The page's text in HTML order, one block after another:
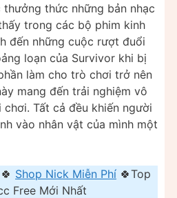
thức những bản nhạc
trong các bộ phim kinh
đến những cuộc rượt đuổi
loạn của Survivor khi bị
làm cho trò chơi trở nên
mang đến trải nghiệm vô
Tất cả đều khiến người
vào nhân vật của mình một
Shop Nick Miễn Phí 🍀Top
Free Mới Nhất